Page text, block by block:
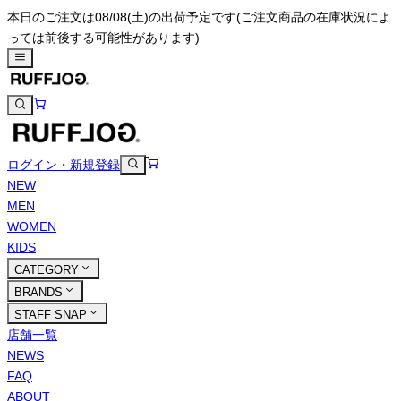
本日のご注文は08/08(土)の出荷予定です(ご注文商品の在庫状況によ
っては前後する可能性があります)
ログイン・新規登録
NEW
MEN
WOMEN
KIDS
CATEGORY
BRANDS
STAFF SNAP
店舗一覧
NEWS
FAQ
ABOUT